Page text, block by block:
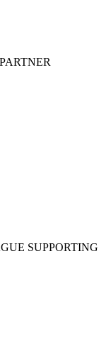
SUPPORTING